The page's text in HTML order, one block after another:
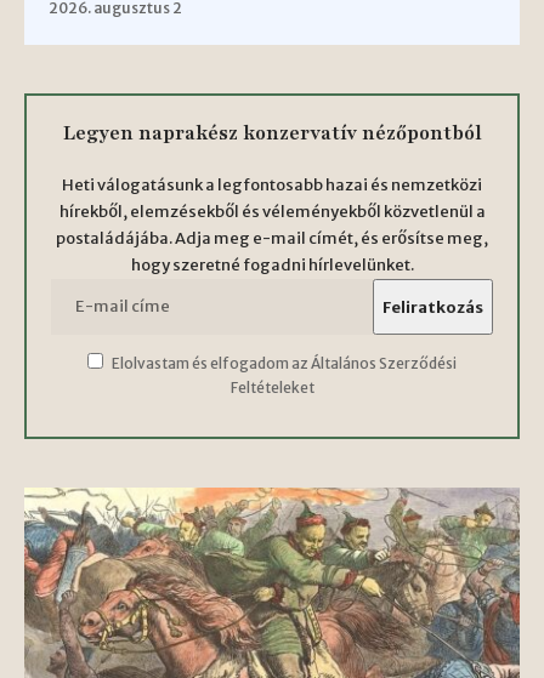
2026. augusztus 2
Legyen naprakész konzervatív nézőpontból
Heti válogatásunk a legfontosabb hazai és nemzetközi
hírekből, elemzésekből és véleményekből közvetlenül a
postaládájába. Adja meg e-mail címét, és erősítse meg,
hogy szeretné fogadni hírlevelünket.
Elolvastam és elfogadom az Általános Szerződési
Feltételeket